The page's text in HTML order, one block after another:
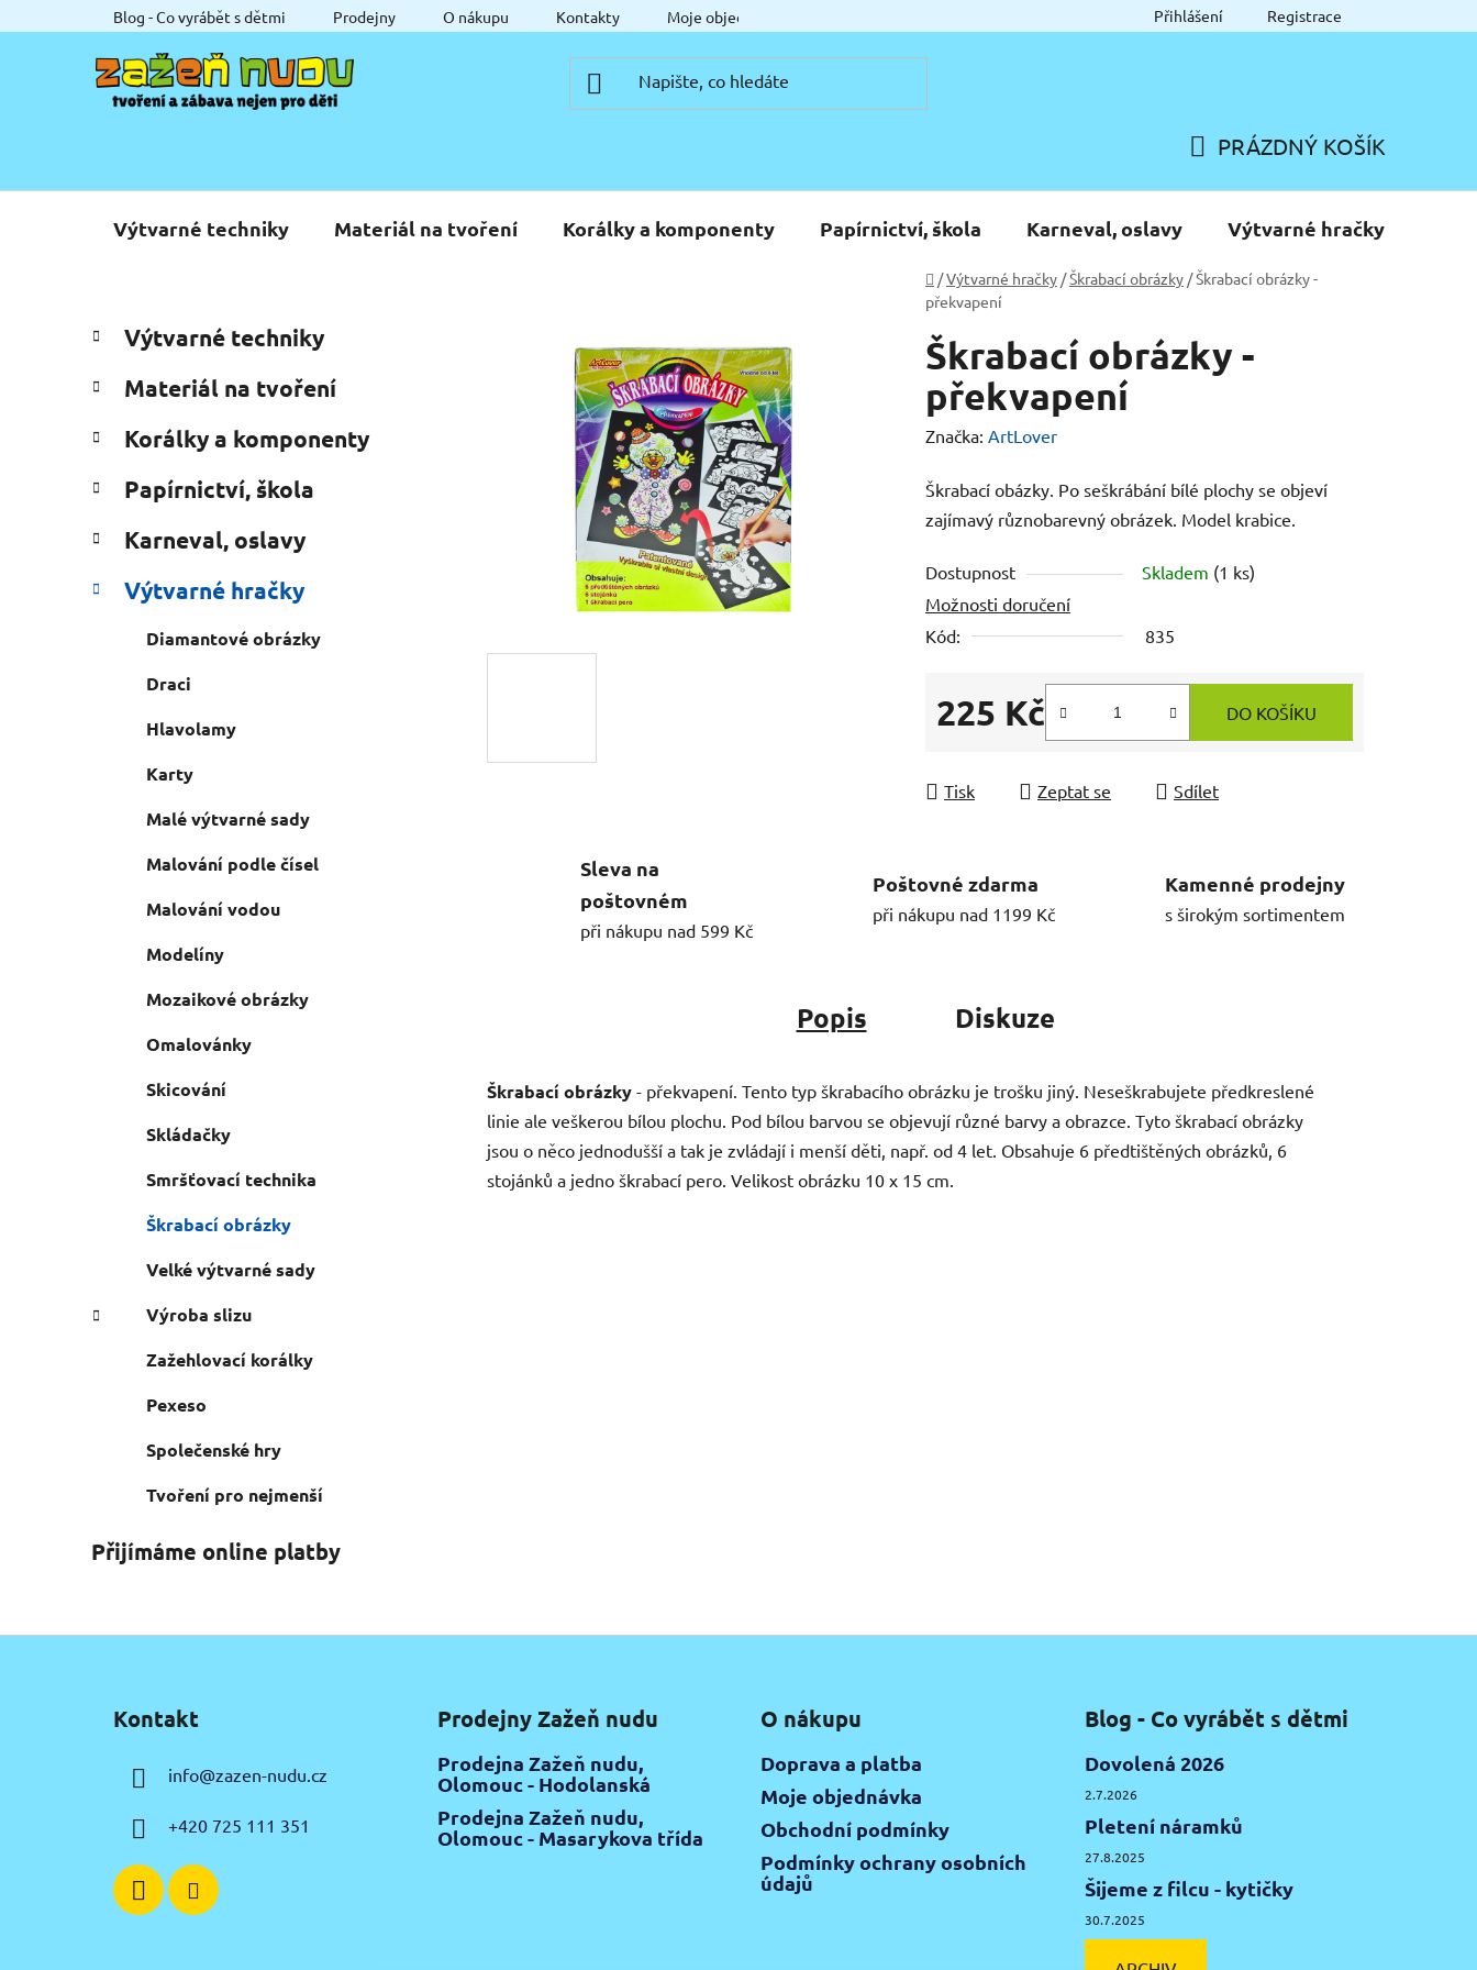
na
Blog - Co vyrábět s dětmi Prodejny O nákupu Kontakty Moje objednávka Přihlášení Registrace
KOŠÍK
PRÁZDNÝ KOŠÍK
Výtvarné techniky Materiál na tvoření Korálky a komponenty Papírnictví, škola Karneval, oslavy Výtvarné hračky
Domů
/Výtvarné hračky /Škrabací obrázky /Škrabací obrázky -
překvapení
P
o
s
r
n
n
í
p
Přeskočit
kategorie
a
e
o
i
Výtvarné techniky
Materiál na tvoření
Korálky a komponenty
Papírnictví, škola
Karneval, oslavy
Výtvarné hračky
Diamantové obrázky
Draci
Hlavolamy
Karty
Malé výtvarné sady
Malování podle čísel
Malování vodou
Modelíny
Mozaikové obrázky
Omalovánky
Skicování
Skládačky
Smršťovací technika
Škrabací obrázky
Velké výtvarné sady
Výroba slizu
Zažehlovací korálky
Pexeso
Společenské hry
Tvoření pro nejmenší
Přijímáme online platby
Škrabací obrázky -
překvapení
Značka: ArtLover
Škrabací obázky. Po seškrábání bílé plochy se objeví
zajímavý různobarevný obrázek. Model krabice.
Dostupnost Skladem (1 ks)
Možnosti doručení
Kód:
835
225 Kč DO KOŠÍKU
Tisk Zeptat se Sdílet
Sleva na
poštovném
při nákupu nad 599 Kč
Poštovné zdarma
při nákupu nad 1199 Kč
Kamenné prodejny
s širokým sortimentem
Popis Diskuze
Škrabací obrázky - překvapení. Tento typ škrabacího obrázku je trošku jiný. Neseškrabujete předkreslené
linie ale veškerou bílou plochu. Pod bílou barvou se objevují různé barvy a obrazce. Tyto škrabací obrázky
jsou o něco jednodušší a tak je zvládají i menší děti, např. od 4 let. Obsahuje 6 předtištěných obrázků, 6
stojánků a jedno škrabací pero. Velikost obrázku 10 x 15 cm.
Kontakt
info@zazen-nudu.cz
+420 725 111 351
Prodejny Zažeň nudu
Prodejna Zažeň nudu,
Olomouc - Hodolanská
Prodejna Zažeň nudu,
Olomouc - Masarykova třída
O nákupu
Doprava a platba
Moje objednávka
Obchodní podmínky
Podmínky ochrany osobních
údajů
Blog - Co vyrábět s dětmi
Dovolená 2026
2.7.2026
Pletení náramků
27.8.2025
Šijeme z filcu - kytičky
30.7.2025